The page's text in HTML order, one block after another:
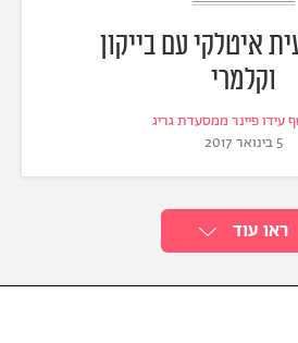
איטלקי עם בייקון
וקלמרי
עידו פיינר ממסעדת גריג
5 בינואר 2017
ראו עוד